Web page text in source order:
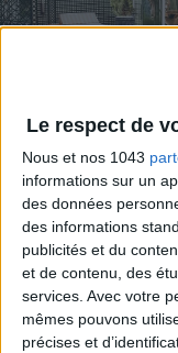
Le respect de
Nous et nos 1043
informations sur un
des données
des informations
publicités et du
et de contenu, des
services. Avec votre
mêmes pouvons
précises et
TOUT CE